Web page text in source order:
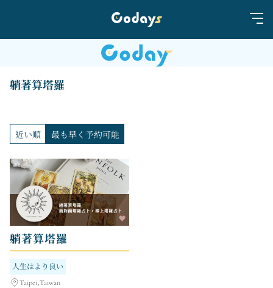
躺著算塔羅
近い順 最も早く予約可能
躺著算塔羅
人生はより良い
Taipei,Taiwan